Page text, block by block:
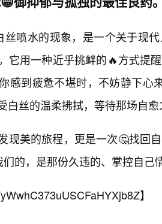
丝喷水的现象，是一个关于现
它用一种近乎挑衅的🔥方式提
感到疲惫不堪时，不妨静下心
白丝的温柔拂拭，等待那场自愈
现美的旅程，更是一次🤔找回
的，是那份久违的、掌控自己
】